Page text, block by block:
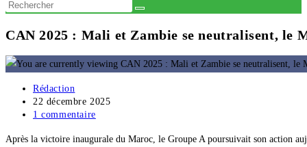
search
CAN 2025 : Mali et Zambie se neutralisent, le
Auteur/autrice
de
la
Rédaction
Publication
publiée :
22 décembre 2025
Commentaires
la
1 commentaire
Après la victoire inaugurale du Maroc, le Groupe A poursuivait son action